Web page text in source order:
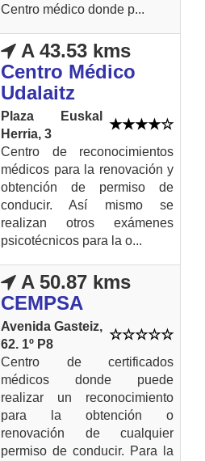
Centro médico donde p...
A 43.53 kms
Centro Médico
Udalaitz
Plaza Euskal
Herria, 3
Centro de reconocimientos
médicos para la renovación y
obtención de permiso de
conducir. Así mismo se
realizan otros exámenes
psicotécnicos para la o...
A 50.87 kms
CEMPSA
Avenida Gasteiz,
62. 1º P8
Centro de certificados
médicos donde puede
realizar un reconocimiento
para la obtención o
renovación de cualquier
permiso de conducir. Para la